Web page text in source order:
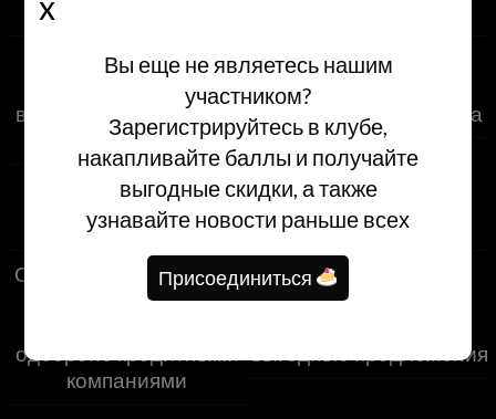
Самовывоз из
филиалов сети
в течение двух часов с
момента заказа
Доставка по всей
доставка в день заказа
Оплата при получении
— безопасная
одобрено кредитными
компаниями
Клуб лояльности
EXCLUSIVE
выгодные предложения
Вы еще не являетесь нашим
участником?
Зарегистрируйтесь в клубе,
накапливайте баллы и получайте
выгодные скидки, а также
узнавайте новости раньше всех
Присоединиться